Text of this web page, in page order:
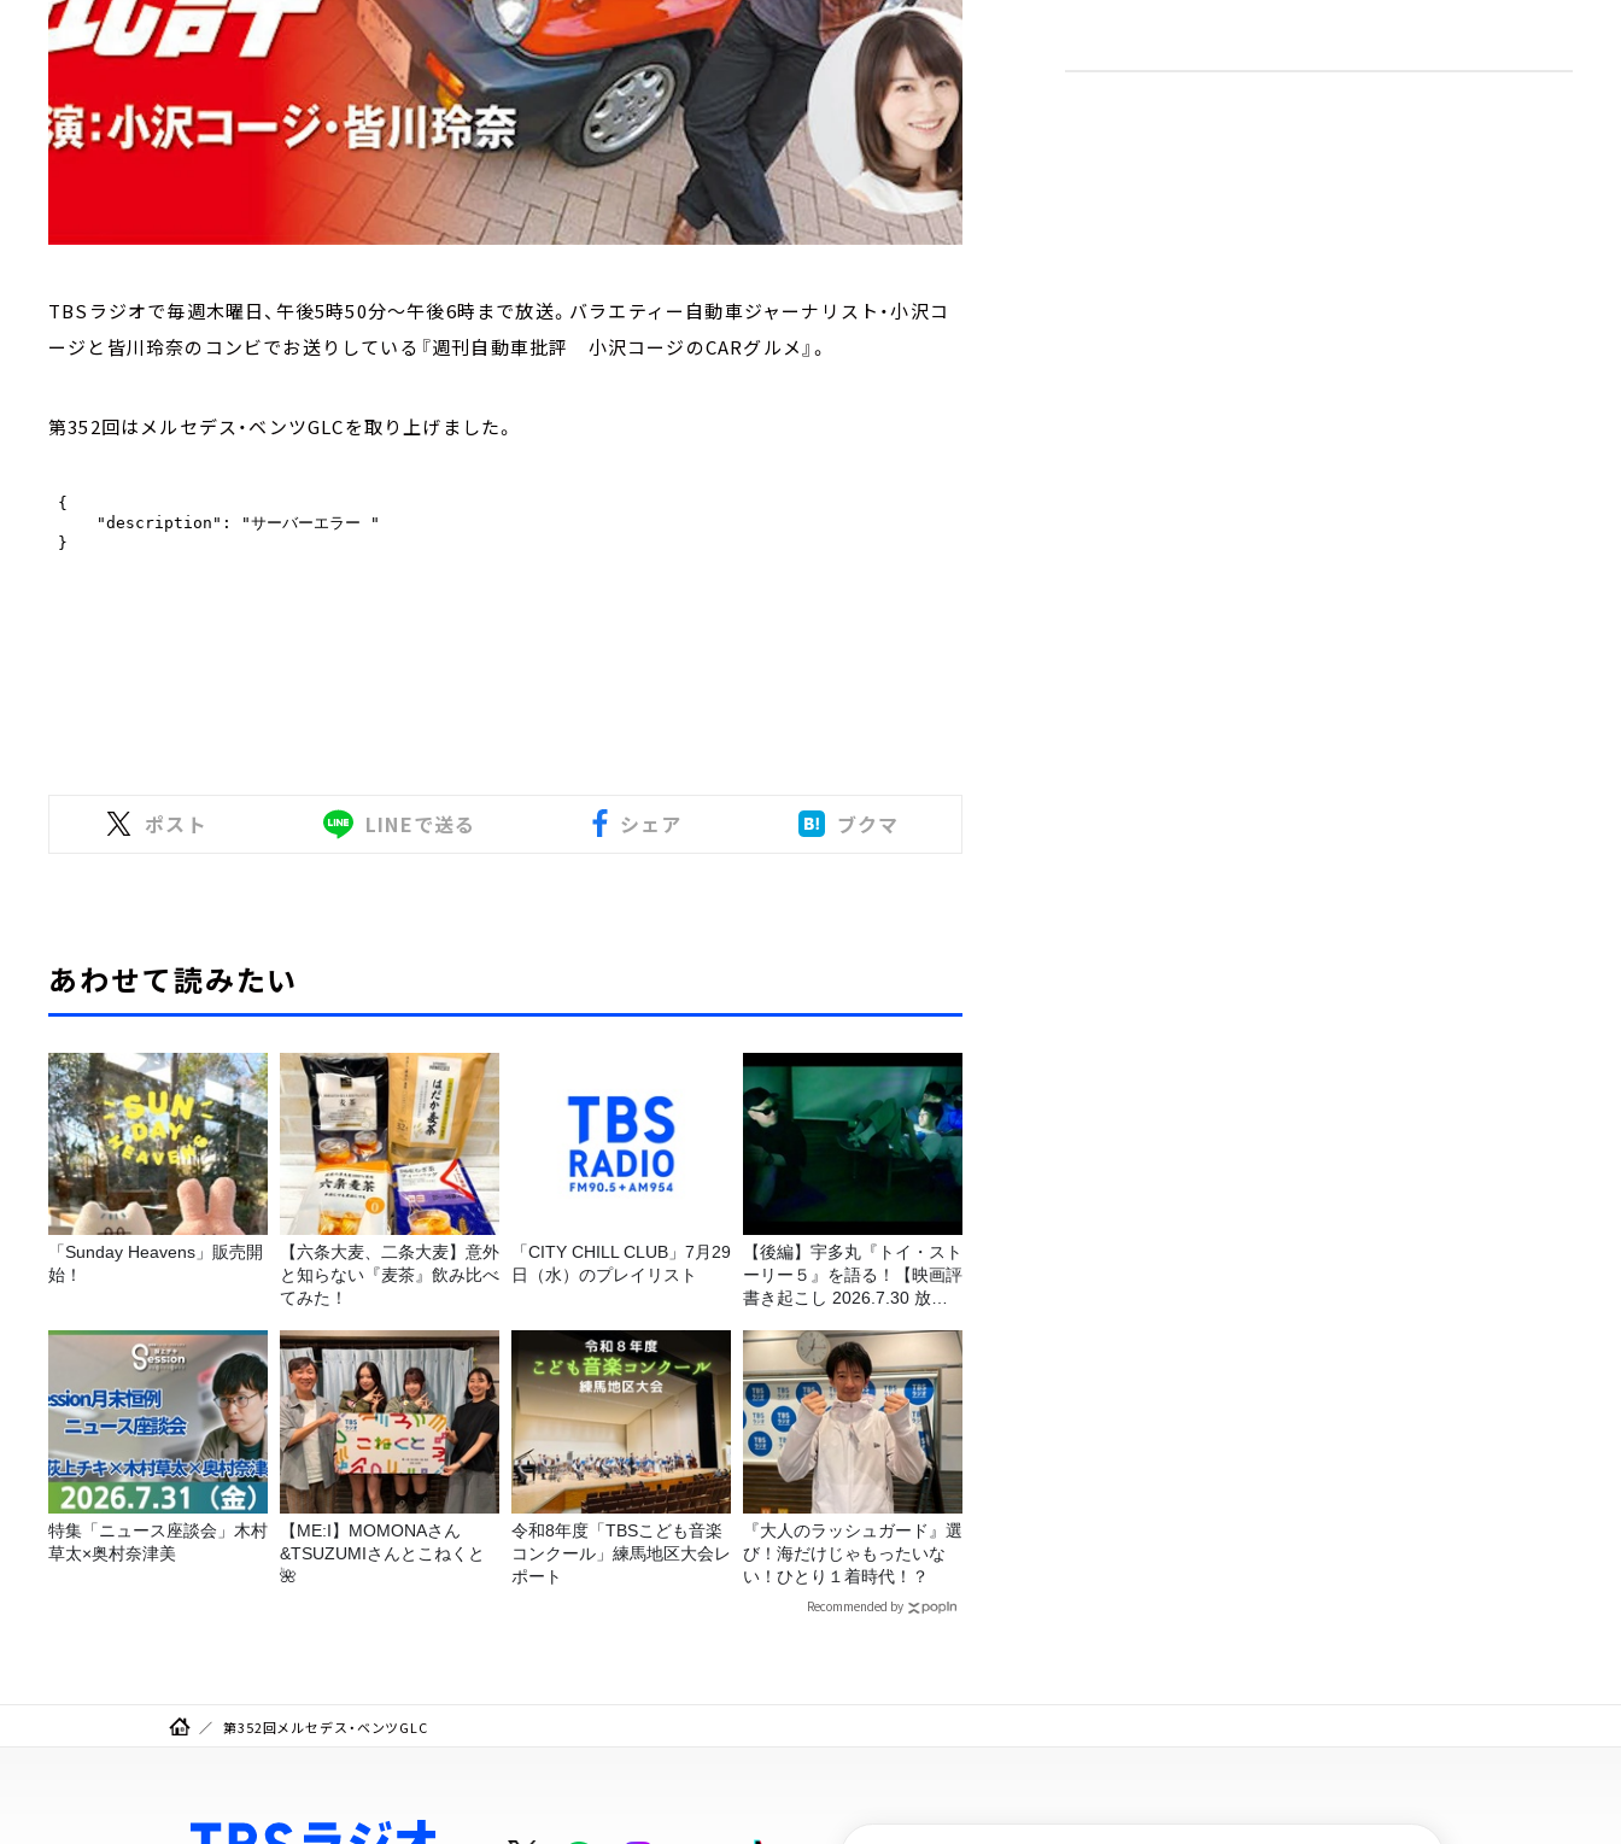
TBSラジオで毎週木曜日、午後5時50分～午後6時まで放送。バラエティー自動車ジャーナリスト・小沢コ
ージと皆川玲奈のコンビでお送りしている『週刊自動車批評 小沢コージのCARグルメ』。
第352回はメルセデス・ベンツGLCを取り上げました。
ポスト LINEで送る シェア ブクマ
あわせて読みたい
「Sunday Heavens」販売開
始！
【六条大麦、二条大麦】意外
と知らない『麦茶』飲み比べ
てみた！
「CITY CHILL CLUB」7月29
日（水）のプレイリスト
【後編】宇多丸『トイ・スト
ーリー５』を語る！【映画評
書き起こし 2026.7.30 放
特集「ニュース座談会」木村
草太×奥村奈津美
【ME:I】MOMONAさん
&TSUZUMIさんとこねくと
🌺
令和8年度「TBSこども音楽
コンクール」練馬地区大会レ
ポート
『大人のラッシュガード』選
び！海だけじゃもったいな
い！ひとり１着時代！？
Recommended by
第352回メルセデス・ベンツGLC